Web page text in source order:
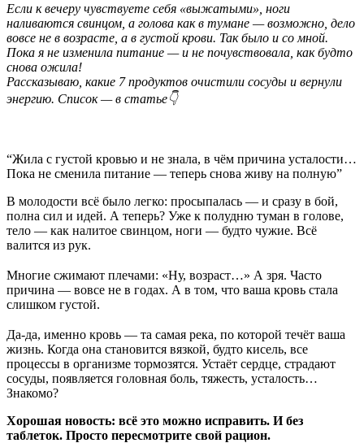
Если к вечеру чувствуете себя «выжатыми», ноги
наливаются свинцом, а голова как в тумане — возможно, дело
вовсе не в возрасте, а в густой крови. Так было и со мной.
Пока я не изменила питание — и не почувствовала, как будто
снова ожила!
Рассказываю, какие 7 продуктов очистили сосуды и вернули
энергию. Список — в статье👇
“Жила с густой кровью и не знала, в чём причина усталости…
Пока не сменила питание — теперь снова живу на полную”
В молодости всё было легко: просыпалась — и сразу в бой,
полна сил и идей. А теперь? Уже к полудню туман в голове,
тело — как налитое свинцом, ноги — будто чужие. Всё
валится из рук.
Многие сжимают плечами: «Ну, возраст…» А зря. Часто
причина — вовсе не в годах. А в том, что ваша кровь стала
слишком густой.
Да-да, именно кровь — та самая река, по которой течёт ваша
жизнь. Когда она становится вязкой, будто кисель, все
процессы в организме тормозятся. Устаёт сердце, страдают
сосуды, появляется головная боль, тяжесть, усталость…
Знакомо?
Хорошая новость: всё это можно исправить. И без
таблеток. Просто пересмотрите свой рацион.